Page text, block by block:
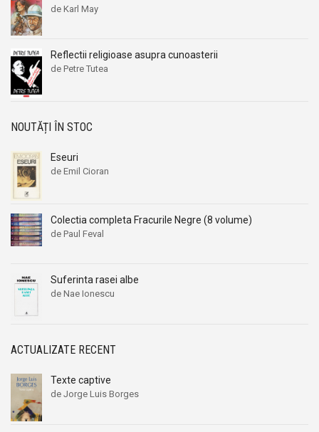
de Karl May
Reflectii religioase asupra cunoasterii
de Petre Tutea
NOUTĂȚI ÎN STOC
Eseuri
de Emil Cioran
Colectia completa Fracurile Negre (8 volume)
de Paul Feval
Suferinta rasei albe
de Nae Ionescu
ACTUALIZATE RECENT
Texte captive
de Jorge Luis Borges